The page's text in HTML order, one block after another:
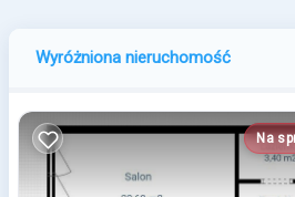
Wyróżniona nieruchomość
Na